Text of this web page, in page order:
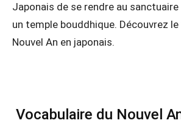
Japonais de se rendre au
un temple bouddhique. Découvrez
Nouvel An en japonais.
Vocabulaire du Nouvel